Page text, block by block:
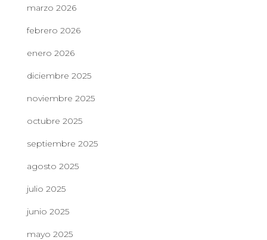
marzo 2026
febrero 2026
enero 2026
diciembre 2025
noviembre 2025
octubre 2025
septiembre 2025
agosto 2025
julio 2025
junio 2025
mayo 2025